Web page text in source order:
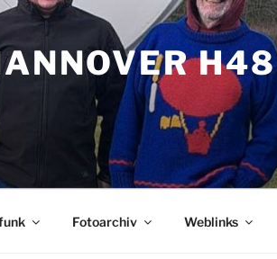
H48
Fotoarchiv Weblinks